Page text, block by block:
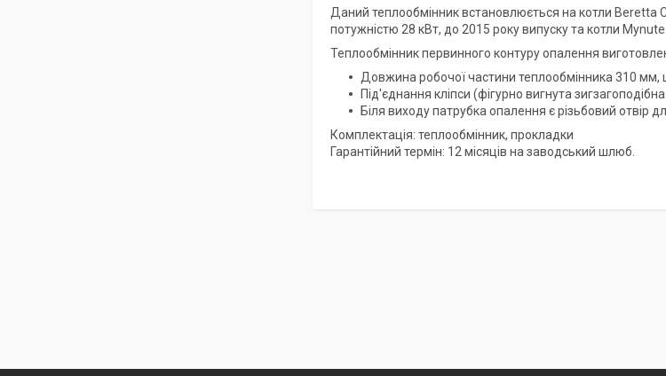
Даний теплообмінник встановлюється на котли Beretta
потужністю 28 кВт, до 2015 року випуску та котли Mynute
Теплообмінник первинного контуру опалення
Довжина робочої частини теплообмінника 310 мм,
Під'єднання кліпси (фігурно вигнута
Біля виходу патрубка опалення є різьбовий отвір
Комплектація: теплообмінник, прокладки
Гарантійний термін: 12 місяців на заводський шлюб.